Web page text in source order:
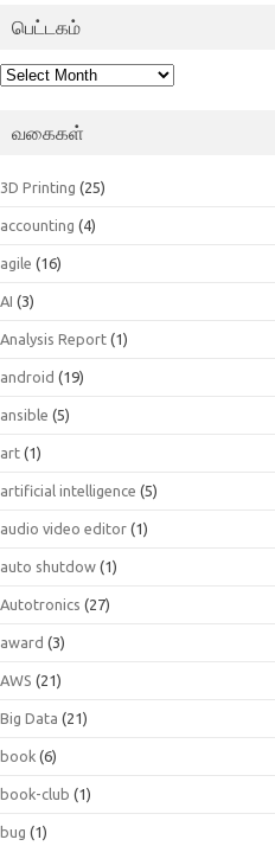
பெட்டகம்
பெட்டகம்
வகைகள்
3D Printing (25)
accounting (4)
agile (16)
AI (3)
Analysis Report (1)
android (19)
ansible (5)
art (1)
artificial intelligence (5)
audio video editor (1)
auto shutdow (1)
Autotronics (27)
award (3)
AWS (21)
Big Data (21)
book (6)
book-club (1)
bug (1)